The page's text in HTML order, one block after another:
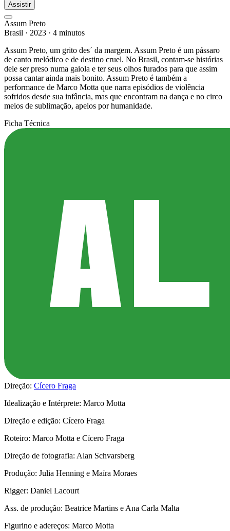
Assistir
Assum Preto
Brasil · 2023 · 4 minutos
Assum Preto, um grito des´ da margem. Assum Preto é um pássaro
de canto melódico e de destino cruel. No Brasil, contam-se histórias
dele ser preso numa gaiola e ter seus olhos furados para que assim
possa cantar ainda mais bonito. Assum Preto é também a
performance de Marco Motta que narra episódios de violência
sofridos desde sua infância, mas que encontram na dança e no circo
meios de sublimação, apelos por humanidade.
Ficha Técnica
Direção: Cícero Fraga
Idealização e Intérprete: Marco Motta
Direção e edição: Cícero Fraga
Roteiro: Marco Motta e Cícero Fraga
Direção de fotografia: Alan Schvarsberg
Produção: Julia Henning e Maíra Moraes
Rigger: Daniel Lacourt
Ass. de produção: Beatrice Martins e Ana Carla Malta
Figurino e adereços: Marco Motta